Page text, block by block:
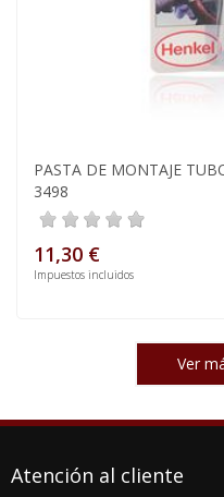
PASTA DE MONTAJE
3498
11,30 €
Impuestos incluidos
Ver
Atención al cliente